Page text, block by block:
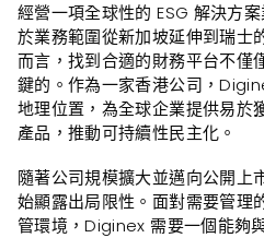
經營一項全球性的 ESG 解決方
於業務範圍從新加坡延伸到瑞
而言，找到合適的財務平台不
鍵的。作為一家香港公司，
地理位置，為全球企業提供易於
產品，推動可持續性民主化。
隨著公司規模擴大並邁向公開上
始顯露出局限性。面對需要管理
管環境，Diginex 需要一個能夠